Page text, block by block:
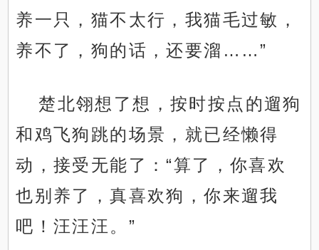
养一只，猫不太行，我猫毛过敏，
养不了，狗的话，还要溜……”
楚北翎想了想，按时按点的遛狗
和鸡飞狗跳的场景，就已经懒得
动，接受无能了：“算了，你喜欢
也别养了，真喜欢狗，你来遛我
吧！汪汪汪。”